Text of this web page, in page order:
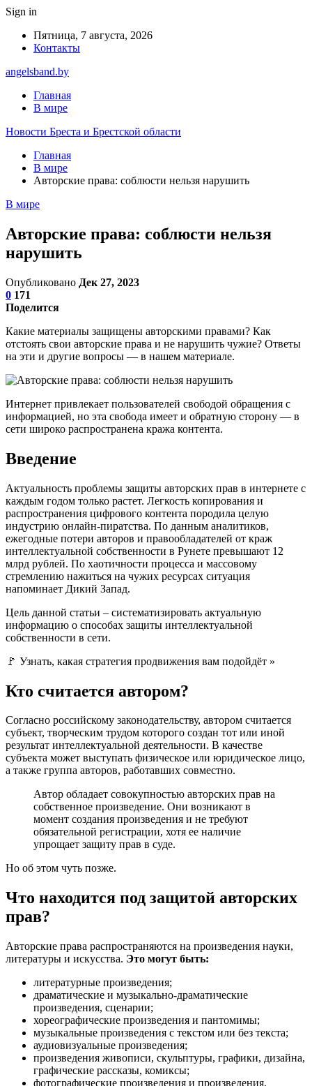
Sign in
Пятница, 7 августа, 2026
Контакты
angelsband.by
Главная
В мире
Новости Бреста и Брестской области
Главная
В мире
Авторские права: соблюсти нельзя нарушить
В мире
Авторские права: соблюсти нельзя
нарушить
Опубликовано Дек 27, 2023
0 171
Поделится
Какие материалы защищены авторскими правами? Как
отстоять свои авторские права и не нарушить чужие? Ответы
на эти и другие вопросы — в нашем материале.
Интернет привлекает пользователей свободой обращения с
информацией, но эта свобода имеет и обратную сторону — в
сети широко распространена кража контента.
Введение
Актуальность проблемы защиты авторских прав в интернете с
каждым годом только растет. Легкость копирования и
распространения цифрового контента породила целую
индустрию онлайн-пиратства. По данным аналитиков,
ежегодные потери авторов и правообладателей от краж
интеллектуальной собственности в Рунете превышают 12
млрд рублей. По хаотичности процесса и массовому
стремлению нажиться на чужих ресурсах ситуация
напоминает Дикий Запад.
Цель данной статьи – систематизировать актуальную
информацию о способах защиты интеллектуальной
собственности в сети.
🚩 Узнать, какая стратегия продвижения вам подойдёт »
Кто считается автором?
Согласно российскому законодательству, автором считается
субъект, творческим трудом которого создан тот или иной
результат интеллектуальной деятельности. В качестве
субъекта может выступать физическое или юридическое лицо,
а также группа авторов, работавших совместно.
Автор обладает совокупностью авторских прав на
собственное произведение. Они возникают в
момент создания произведения и не требуют
обязательной регистрации, хотя ее наличие
упрощает защиту прав в суде.
Но об этом чуть позже.
Что находится под защитой авторских
прав?
Авторские права распространяются на произведения науки,
литературы и искусства. Это могут быть:
литературные произведения;
драматические и музыкально-драматические
произведения, сценарии;
хореографические произведения и пантомимы;
музыкальные произведения с текстом или без текста;
аудиовизуальные произведения;
произведения живописи, скульптуры, графики, дизайна,
графические рассказы, комиксы;
фотографические произведения и произведения,